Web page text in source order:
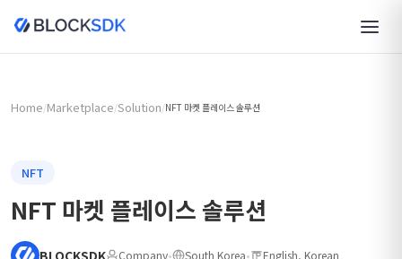
Home/Marketplace/Solution/NFT 마켓 플레이스 솔루션
NFT
NFT 마켓 플레이스 솔루션
BLOCKSDK Company• South Korea• English, Korean